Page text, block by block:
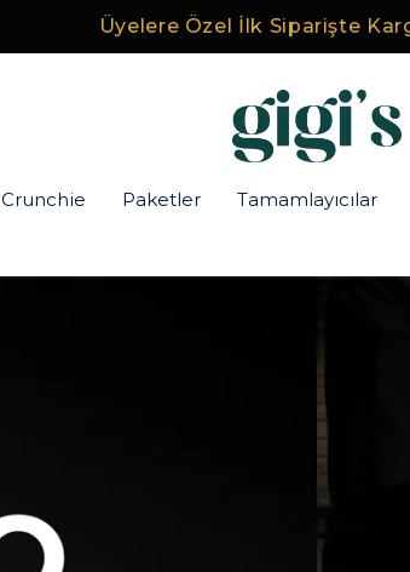
Üyelere Özel İlk Siparişte
Crunchie Paketler Tamamlayıcılar